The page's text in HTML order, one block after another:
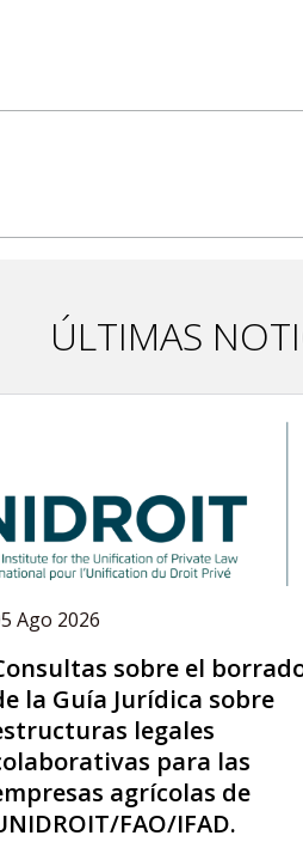
ÚLTIMAS
Ago 2026
sobre el
la Guía Jurídica sobre
legales
para las
agrícolas de
FAO/IFAD.